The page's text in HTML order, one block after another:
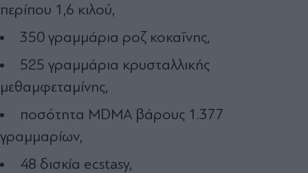
περίπου 1,6 κιλού,
350 γραμμάρια ροζ κοκαΐνης,
525 γραμμάρια κρυσταλλικής
μεθαμφεταμίνης,
ποσότητα MDMA βάρους 1.377
γραμμαρίων,
48 δισκία ecstasy,